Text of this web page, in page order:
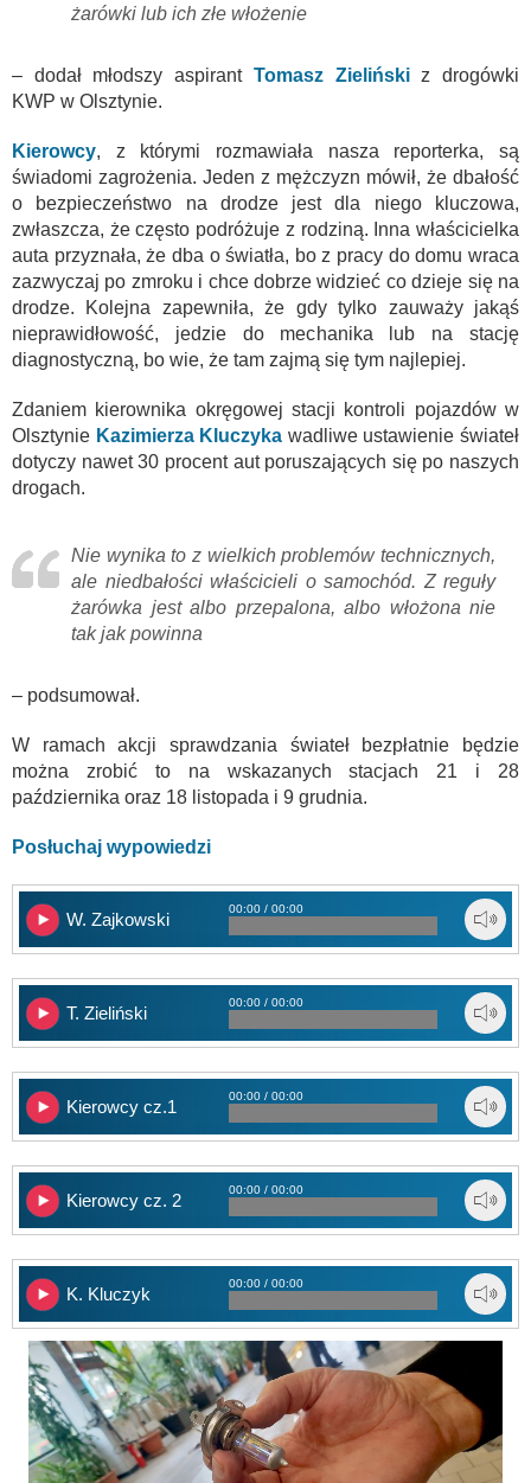
żarówki lub ich złe włożenie
– dodał młodszy aspirant Tomasz Zielińskiz drogówki
KWP w Olsztynie.
Kierowcy, z którymi rozmawiała nasza reporterka, są
świadomi zagrożenia. Jeden z mężczyzn mówił, że dbałość
o bezpieczeństwo na drodze jest dla niego kluczowa,
zwłaszcza, że często podróżuje z rodziną. Inna właścicielka
auta przyznała, że dba o światła, bo z pracy do domu wraca
zazwyczaj po zmroku i chce dobrze widzieć co dzieje się na
drodze. Kolejna zapewniła, że gdy tylko zauważy jakąś
nieprawidłowość, jedzie do mechanika lub na stację
diagnostyczną, bo wie, że tam zajmą się tym najlepiej.
Zdaniem kierownika okręgowej stacji kontroli pojazdów w
Olsztynie Kazimierza Kluczyka wadliwe ustawienie świateł
dotyczy nawet 30 procent aut poruszających się po naszych
drogach.
Nie wynika to z wielkich problemów technicznych,
ale niedbałości właścicieli o samochód. Z reguły
żarówka jest albo przepalona, albo włożona nie
tak jak powinna
– podsumował.
W ramach akcji sprawdzania świateł bezpłatnie będzie
można zrobić to na wskazanych stacjach 21 i 28
października oraz 18 listopada i 9 grudnia.
Posłuchaj wypowiedzi
W. Zajkowski
00:00 / 00:00
T. Zieliński
00:00 / 00:00
Kierowcy cz.1
00:00 / 00:00
Kierowcy cz. 2
00:00 / 00:00
K. Kluczyk
00:00 / 00:00